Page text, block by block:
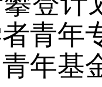
青年
年基